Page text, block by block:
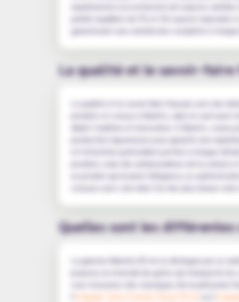
expérimenté à la recherche de nuances
parfait équilibre de PG et VG sauront
garantissant une satisfaction complète à
La qualité et le savoir-faire
La qualité et le savoir-faire français sont des
produits et conçus à Biarritz, dans le sud-
alliant tradition et innovation. À Biarritz,
production rigoureuses pour garantir une
et l'attention particulière portée à chaque
produits, mais des ambassadeurs de la culture
un produit qui incarne l'élégance, la
Quelles sont les différentes
La gamme Mamita 50 ml se distingue par sa
propose un éventail de goûts qui transporte
vous trouverez des classiques de la pâtisserie